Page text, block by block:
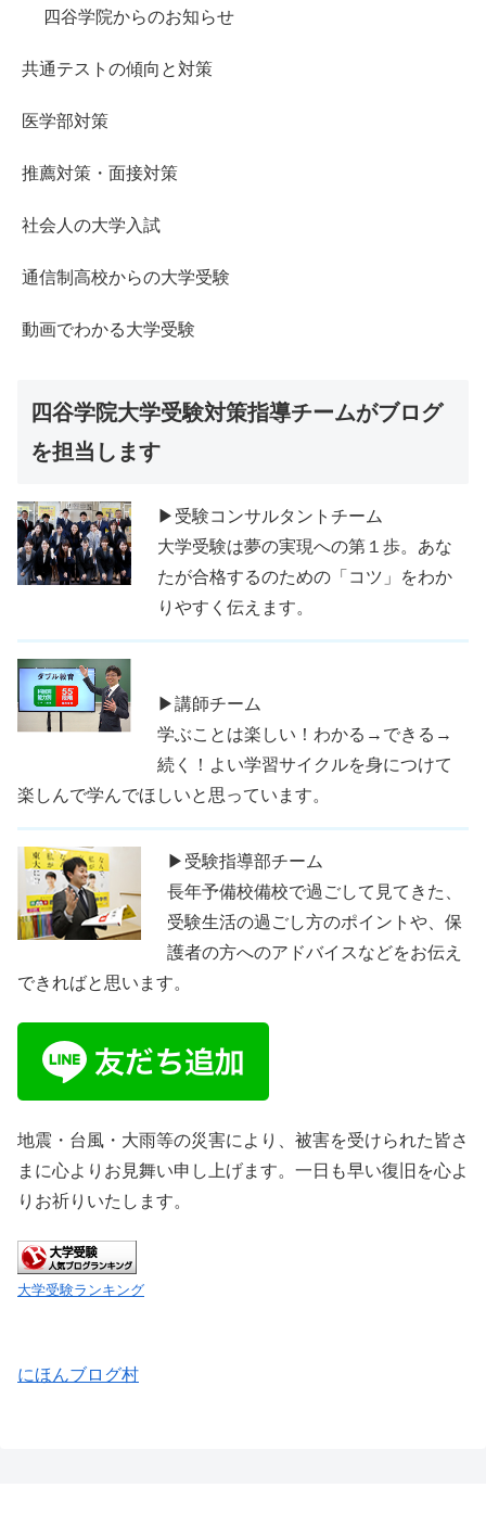
四谷学院からのお知らせ
共通テストの傾向と対策
医学部対策
推薦対策・面接対策
社会人の大学入試
通信制高校からの大学受験
動画でわかる大学受験
四谷学院大学受験対策指導チームがブログ
を担当します
▶受験コンサルタントチーム
大学受験は夢の実現への第１歩。あな
たが合格するのための「コツ」をわか
りやすく伝えます。
▶講師チーム
学ぶことは楽しい！わかる→できる→
続く！よい学習サイクルを身につけて
楽しんで学んでほしいと思っています。
▶受験指導部チーム
長年予備校備校で過ごして見てきた、
受験生活の過ごし方のポイントや、保
護者の方へのアドバイスなどをお伝え
できればと思います。
地震・台風・大雨等の災害により、被害を受けられた皆さ
まに心よりお見舞い申し上げます。一日も早い復旧を心よ
りお祈りいたします。
大学受験ランキング
にほんブログ村